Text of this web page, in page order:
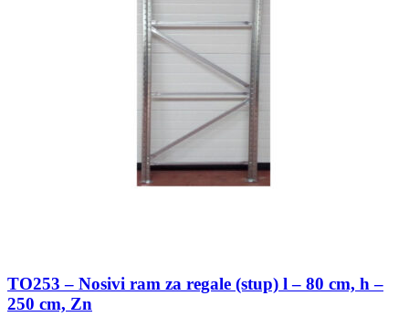
TO253 – Nosivi ram za regale (stup) l – 80 cm, h –
250 cm, Zn